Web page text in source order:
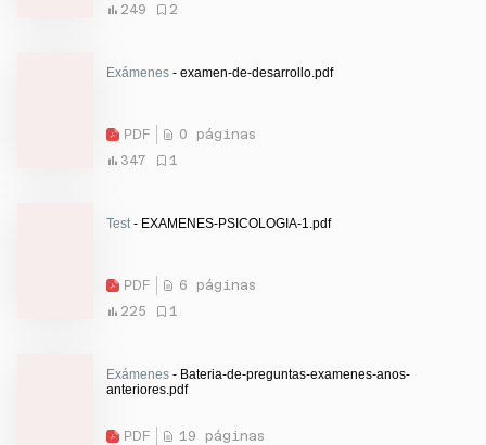
249
2
Exámenes - examen-de-desarrollo.pdf
PDF
0 páginas
347
1
Test - EXAMENES-PSICOLOGIA-1.pdf
PDF
6 páginas
225
1
Exámenes - Bateria-de-preguntas-examenes-anos-
anteriores.pdf
PDF
19 páginas